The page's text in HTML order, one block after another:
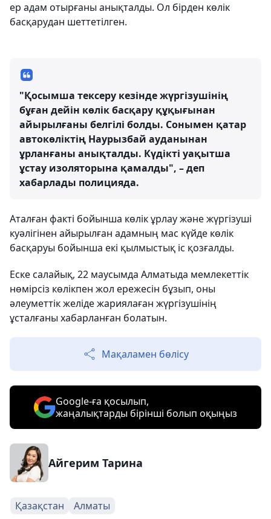
ер адам отырғаны анықталды. Ол бірден көлік
басқарудан шеттетілген.
"Қосымша тексеру кезінде жүргізушінің
бұған дейін көлік басқару құқығынан
айырылғаны белгілі болды. Сонымен қатар
автокөліктің Наурызбай ауданынан
ұрланғаны анықталды. Күдікті уақытша
ұстау изоляторына қамалды", – деп
хабарлады полицияда.
Аталған факті бойынша көлік ұрлау және жүргізуші
куәлігінен айырылған адамның мас күйде көлік
басқаруы бойынша екі қылмыстық іс қозғалды.
Еске салайық, 22 маусымда Алматыда мемлекеттік
нөмірсіз көлікпен жол ережесін бұзып, оны
әлеуметтік желіде жариялаған жүргізушінің
ұсталғаны хабарланған болатын.
Мақаламен бөлісу
Google-ға қосылып,
жаңалықтарды бірінші болып оқыңыз
Айгерим Тарина
Қазақстан Алматы